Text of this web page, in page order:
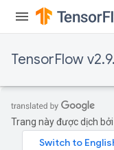
TensorFlow
Trang này được dịch bởi